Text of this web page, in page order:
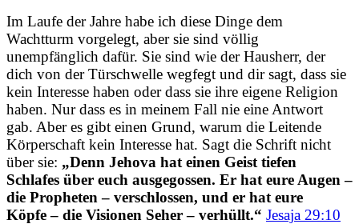
Im Laufe der Jahre habe ich diese Dinge dem
Wachtturm vorgelegt, aber sie sind völlig
unempfänglich dafür. Sie sind wie der Hausherr, der
dich von der Türschwelle wegfegt und dir sagt, dass sie
kein Interesse haben oder dass sie ihre eigene Religion
haben. Nur dass es in meinem Fall nie eine Antwort
gab. Aber es gibt einen Grund, warum die Leitende
Körperschaft kein Interesse hat. Sagt die Schrift nicht
über sie: „Denn Jehova hat einen Geist tiefen
Schlafes über euch ausgegossen. Er hat eure Augen –
die Propheten – verschlossen, und er hat eure
Köpfe – die Visionen Seher – verhüllt.“ Jesaja 29:10